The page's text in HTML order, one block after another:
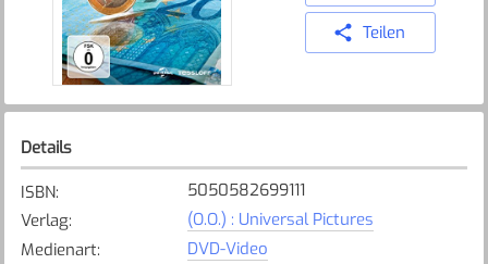
Teilen
Details
ISBN:
5050582699111
Verlag:
(O.O.) : Universal Pictures
Medienart:
DVD-Video